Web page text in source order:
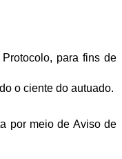
para fins de
o ciente do autuado.
por meio de Aviso de